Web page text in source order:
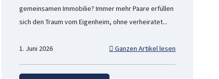
gemeinsamen Immobilie? Immer mehr Paare erfüllen
sich den Traum vom Eigenheim, ohne verheiratet...
1. Juni 2026 Ganzen Artikel lesen